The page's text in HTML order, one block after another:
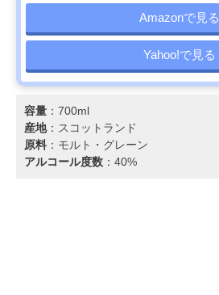
Amazonで見る
Yahoo!で見る
容量 ：700ml
産地：スコットランド
原料 ：モルト・グレーン
アルコール度数 ：40%